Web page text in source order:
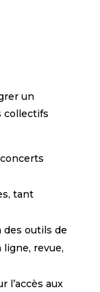
un
collectifs
tant
des outils de
revue,
l’accès aux